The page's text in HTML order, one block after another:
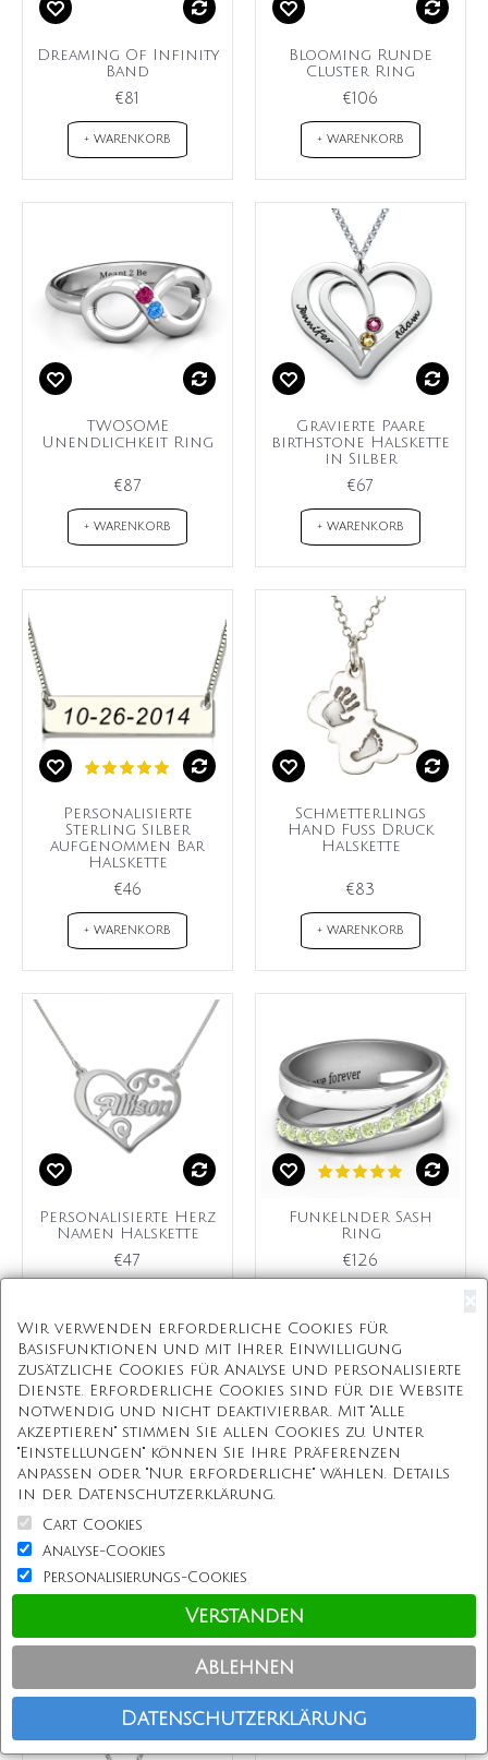
Dreaming Of Infinity
Band
€81
+ WARENKORB
Blooming Runde
Cluster Ring
€106
+ WARENKORB
TWOSOME
Unendlichkeit Ring
€87
+ WARENKORB
Gravierte Paare
birthstone Halskette
in Silber
€67
+ WARENKORB
Personalisierte
Sterling Silber
aufgenommen Bar
Halskette
€46
+ WARENKORB
Schmetterlings
Hand Fuß Druck
Halskette
€83
+ WARENKORB
Personalisierte Herz
Namen Halskette
€47
Funkelnder Sash
Ring
€126
Abschluss Ring
Wir verwenden erforderliche Cookies für
Basisfunktionen und mit Ihrer Einwilligung
zusätzliche Cookies für Analyse und personalisierte
Dienste. Erforderliche Cookies sind für die Website
notwendig und nicht deaktivierbar. Mit "Alle
akzeptieren" stimmen Sie allen Cookies zu. Unter
"Einstellungen" können Sie Ihre Präferenzen
anpassen oder "Nur erforderliche" wählen. Details
in der Datenschutzerklärung.
Cart Cookies
Analyse-Cookies
Personalisierungs-Cookies
Verstanden
Ablehnen
Datenschutzerklärung